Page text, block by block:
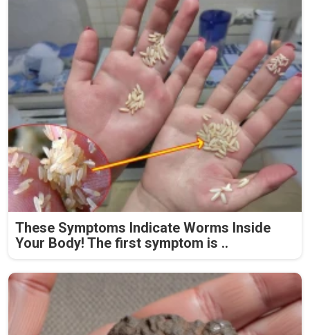
These Symptoms Indicate Worms Inside
Your Body! The first symptom is ..